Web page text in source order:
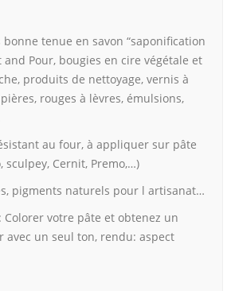
bonne tenue en savon “saponification
and Pour, bougies en cire végétale et
produits de nettoyage, vernis à
rouges à lèvres, émulsions,
au four, à appliquer sur pâte
sculpey, Cernit, Premo,…)
pigments naturels pour l artisanat…
Colorer votre pâte et obtenez un
avec un seul ton, rendu: aspect